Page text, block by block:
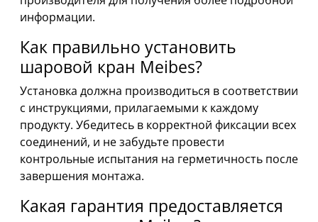
информации.
Как правильно установить
шаровой кран Meibes?
Установка должна производиться в соответствии
с инструкциями, прилагаемыми к каждому
продукту. Убедитесь в корректной фиксации всех
соединений, и не забудьте провести
контрольные испытания на герметичность после
завершения монтажа.
Какая гарантия предоставляется